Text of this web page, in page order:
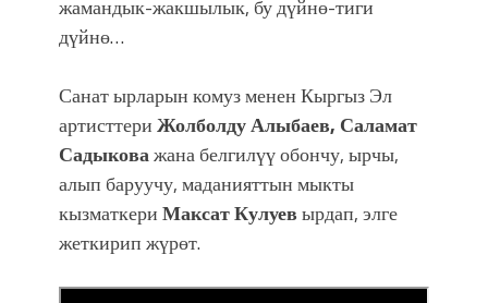
жамандык-жакшылык, бу дүйнө-тиги
дүйнө…
Санат ырларын комуз менен Кыргыз Эл
артисттериЖолболду Алыбаев, Саламат
Садыковажана белгилүү обончу, ырчы,
алып баруучу, маданияттын мыкты
кызматкериМаксат Кулуевырдап, элге
жеткирип жүрөт.